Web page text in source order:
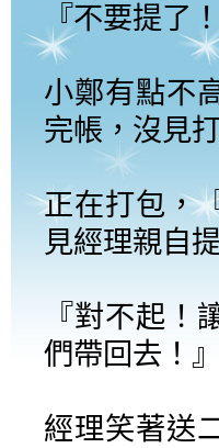
『不要提了！
小鄭有點不
完帳，沒見
正在打包，
見經理親自
『對不起
們帶回去！』
經理笑著送